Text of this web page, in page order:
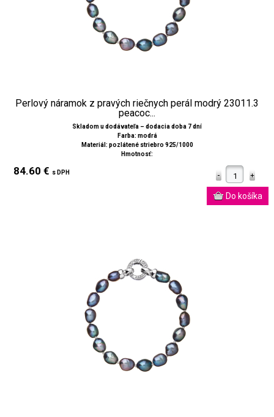
Perlový náramok z pravých riečnych perál modrý 23011.3
peacoc...
Skladom u dodávateľa – dodacia doba 7 dní
Farba: modrá
Materiál: pozlátené striebro 925/1000
Hmotnosť:
84.60 € s DPH